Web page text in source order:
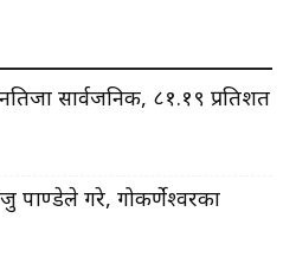
नतिजा सार्वजनिक, ८१.१९ प्रतिशत
पाण्डेले गरे, गोकर्णेश्वरका